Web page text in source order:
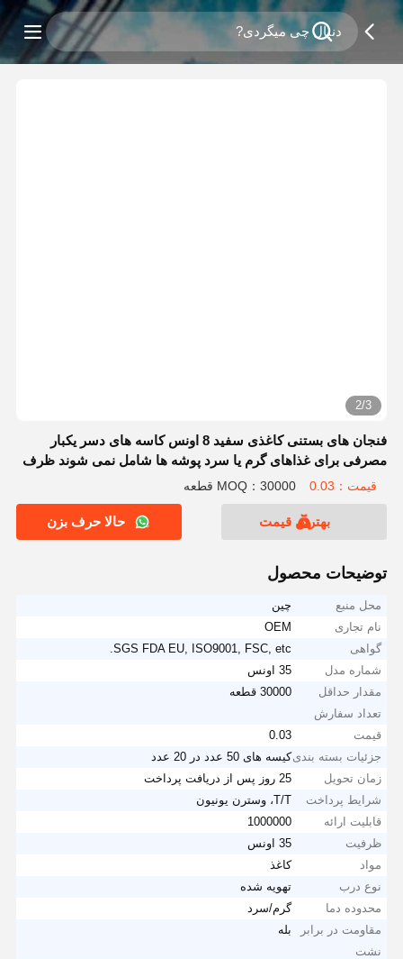
2/3
فنجان های بستنی کاغذی سفید 8 اونس کاسه های دسر یکبار
مصرفی برای غذاهای گرم یا سرد پوشه ها شامل نمی شوند ظرف
های اسنک کاغذی برای سوپ ماست یخ زده Sundae
قیمت：0.03 MOQ：30000 قطعه
بهترین قیمت حالا حرف بزن
توضیحات محصول
محل منبع
چین
نام تجاری
OEM
گواهی
SGS FDA EU, ISO9001, FSC, etc.
شماره مدل
35 اونس
مقدار حداقل
تعداد سفارش
30000 قطعه
قیمت
0.03
جزئیات بسته بندیکیسه های 50 عدد در 20 عدد
زمان تحویل
25 روز پس از دریافت پرداخت
شرایط پرداخت
T/T، وسترن یونیون
قابلیت ارائه
1000000
ظرفیت
35 اونس
مواد
کاغذ
نوع درب
تهویه شده
محدوده دما
گرم/سرد
مقاومت در برابر
نشت
بله